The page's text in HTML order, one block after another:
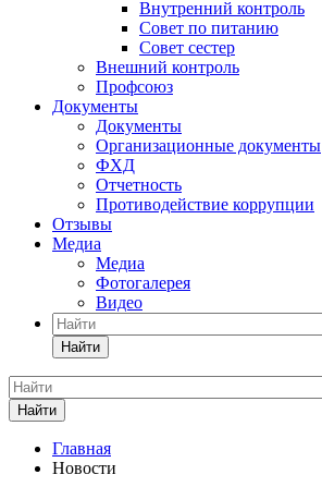
Внутренний контроль
Совет по питанию
Совет сестер
Внешний контроль
Профсоюз
Документы
Документы
Организационные документы
ФХД
Отчетность
Противодействие коррупции
Отзывы
Медиа
Медиа
Фотогалерея
Видео
Найти
Найти
Главная
Новости